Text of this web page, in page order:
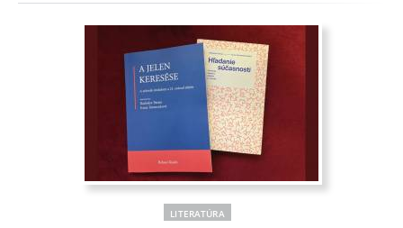
LITERATÚRA